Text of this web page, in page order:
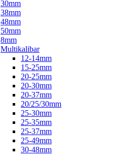
30mm
38mm
48mm
50mm
8mm
Multikalibar
12-14mm
15-25mm
20-25mm
20-30mm
20-37mm
20/25/30mm
25-30mm
25-35mm
25-37mm
25-49mm
30-48mm